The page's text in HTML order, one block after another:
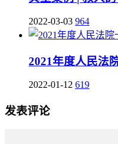
2022-03-03 964
2021年度人民法
2022-01-12 619
发表评论